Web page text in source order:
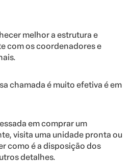
melhor a estrutura e
com os coordenadores e
chamada é muito efetiva é em
em comprar um
visita uma unidade pronta ou
como é a disposição dos
detalhes.